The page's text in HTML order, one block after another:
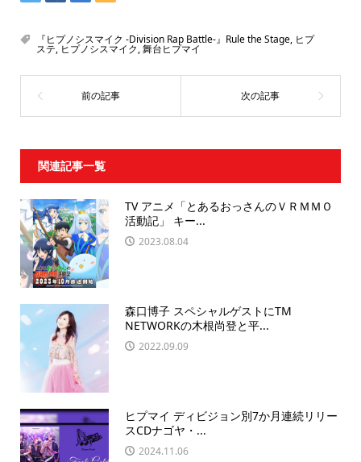
『ヒプノシスマイク -Division Rap Battle-』Rule the Stage, ヒプ
ステ, ヒプノシスマイク,舞台ヒプマイ
関連記事一覧
TV アニメ「とあるおっさんのＶＲＭＭＯ
活動記」 キー...
2023.08.04
森口博子 スペシャルゲストにTM
NETWORKの木根尚登と平...
2022.09.09
ヒプマイ ディビジョン別7か月連続リリー
スCDナゴヤ・...
2024.11.06